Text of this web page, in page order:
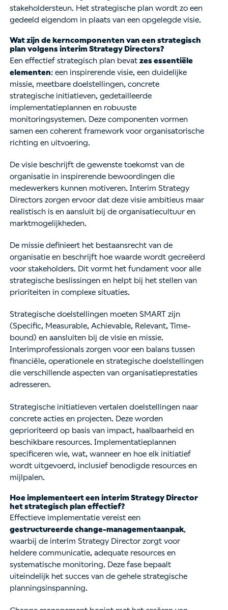
stakeholdersteun. Het strategische plan wordt zo een
gedeeld eigendom in plaats van een opgelegde visie.
Wat zijn de kerncomponenten van een strategisch
plan volgens interim Strategy Directors?
Een effectief strategisch plan bevatzes essentiële
elementen: een inspirerende visie, een duidelijke
missie, meetbare doelstellingen, concrete
strategische initiatieven, gedetailleerde
implementatieplannen en robuuste
monitoringsystemen. Deze componenten vormen
samen een coherent framework voor organisatorische
richting en uitvoering.
De visie beschrijft de gewenste toekomst van de
organisatie in inspirerende bewoordingen die
medewerkers kunnen motiveren. Interim Strategy
Directors zorgen ervoor dat deze visie ambitieus maar
realistisch is en aansluit bij de organisatiecultuur en
marktmogelijkheden.
De missie definieert het bestaansrecht van de
organisatie en beschrijft hoe waarde wordt gecreëerd
voor stakeholders. Dit vormt het fundament voor alle
strategische beslissingen en helpt bij het stellen van
prioriteiten in complexe situaties.
Strategische doelstellingen moeten SMART zijn
(Specific, Measurable, Achievable, Relevant, Time-
bound) en aansluiten bij de visie en missie.
Interimprofessionals zorgen voor een balans tussen
financiële, operationele en strategische doelstellingen
die verschillende aspecten van organisatieprestaties
adresseren.
Strategische initiatieven vertalen doelstellingen naar
concrete acties en projecten. Deze worden
geprioriteerd op basis van impact, haalbaarheid en
beschikbare resources. Implementatieplannen
specificeren wie, wat, wanneer en hoe elk initiatief
wordt uitgevoerd, inclusief benodigde resources en
mijlpalen.
Hoe implementeert een interim Strategy Director
het strategisch plan effectief?
Effectieve implementatie vereist een
gestructureerde change-managementaanpak,
waarbij de interim Strategy Director zorgt voor
heldere communicatie, adequate resources en
systematische monitoring. Deze fase bepaalt
uiteindelijk het succes van de gehele strategische
planningsinspanning.